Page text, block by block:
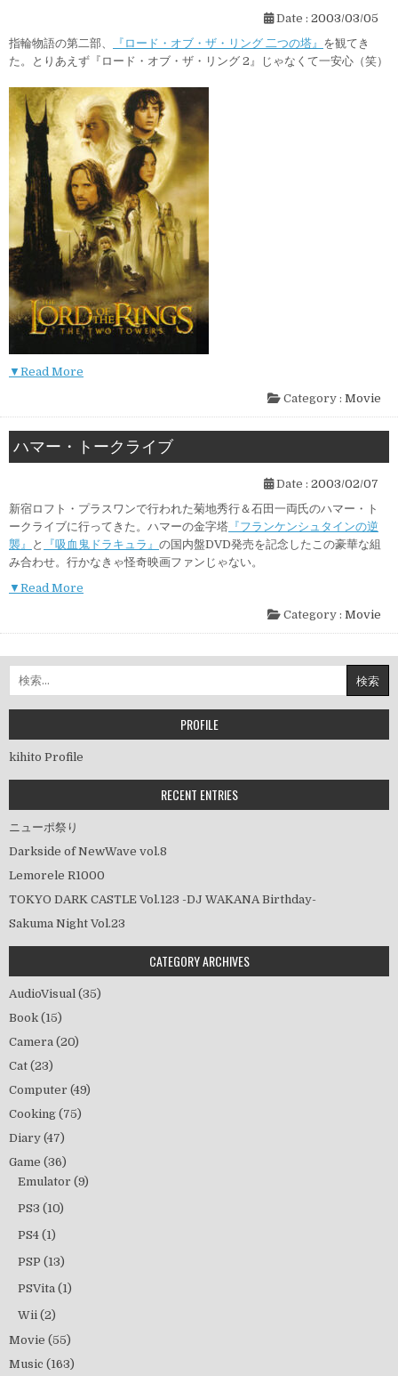
Date : 2003/03/05
指輪物語の第二部、
『ロード・オブ・ザ・リング 二つの塔』 を観てき
た。とりあえず『ロード・オブ・ザ・リング 2』じゃなくて一安心（笑）
▼Read More
Category : Movie
ハマー・トークライブ
Date : 2003/02/07
新宿ロフト・プラスワンで行われた菊地秀行＆石田一両氏のハマー・ト
ークライブに行ってきた。ハマーの金字塔 『フランケンシュタインの逆
襲』
と 『吸血鬼ドラキュラ』 の国内盤DVD発売を記念したこの豪華な組
み合わせ。行かなきゃ怪奇映画ファンじゃない。
▼Read More
Category : Movie
索:
PROFILE
kihito Profile
RECENT ENTRIES
ニューポ祭り
Darkside of NewWave vol.8
Lemorele R1000
TOKYO DARK CASTLE Vol.123 -DJ WAKANA Birthday-
Sakuma Night Vol.23
CATEGORY ARCHIVES
AudioVisual (35)
Book (15)
Camera (20)
Cat (23)
Computer (49)
Cooking (75)
Diary (47)
Game (36)
Emulator (9)
PS3 (10)
PS4 (1)
PSP (13)
PSVita (1)
Wii (2)
Movie (55)
Music (163)